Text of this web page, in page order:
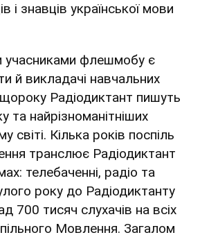
і знавців української мови
учасниками флешмобу є
й викладачі навчальних
Радіодиктант пишуть
та найрізноманітніших
світі. Кілька років поспіль
транслює Радіодиктант
телебаченні, радіо та
року до Радіодиктанту
700 тисяч слухачів на всіх
Мовлення. Загалом